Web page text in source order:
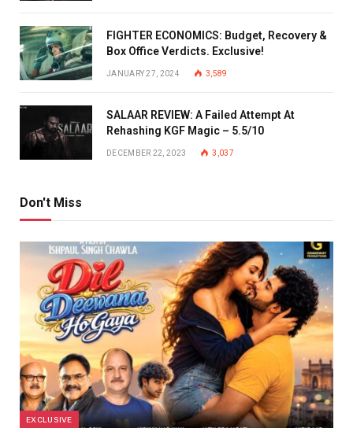
FIGHTER ECONOMICS: Budget, Recovery &
Box Office Verdicts. Exclusive!
JANUARY 27, 2024 3,589
SALAAR REVIEW: A Failed Attempt At
Rehashing KGF Magic – 5.5/10
DECEMBER 22, 2023 3,037
Don't Miss
EXCLUSIVE